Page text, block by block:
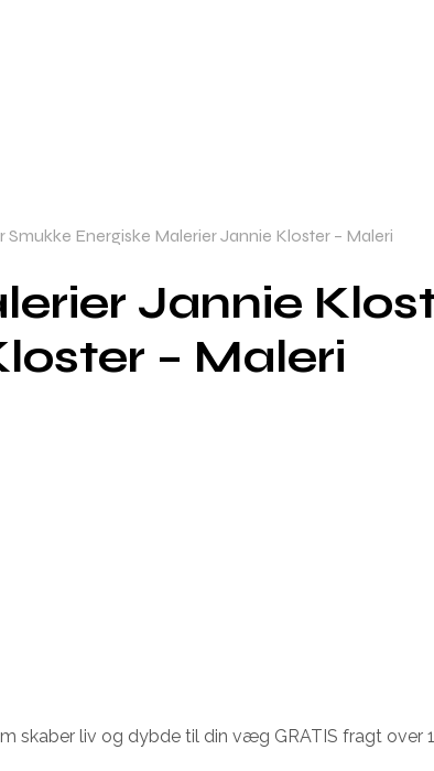
Energiske Malerier Jannie Kloster – Maleri
Jannie
– Maleri
skaber liv og dybde til din væg GRATIS fragt